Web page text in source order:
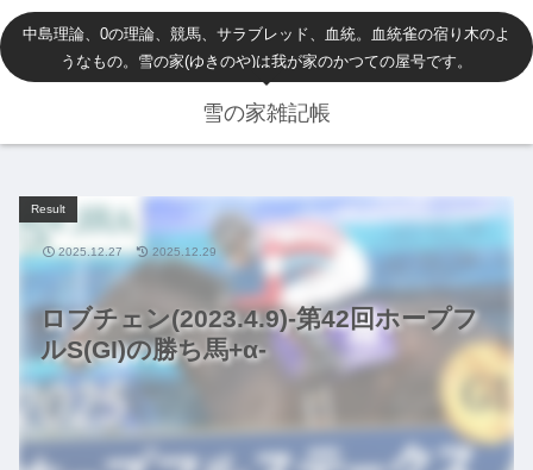
中島理論、0の理論、競馬、サラブレッド、血統。血統雀の宿り木のよ
うなもの。雪の家(ゆきのや)は我が家のかつての屋号です。
雪の家雑記帳
ロブチェン(2023.4.9)-第42回ホープフ
ルS(GI)の勝ち馬+α-
Result
2025.12.27 2025.12.29